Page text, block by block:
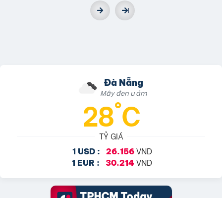
Đà Nẵng
Mây đen u ám
28°C
TỶ GIÁ
1 USD : 26.156VND
1 EUR : 30.214 VND